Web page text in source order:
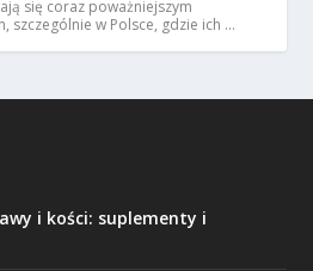
się coraz poważniejszym
szczególnie w Polsce, gdzie ich …
i kości: suplementy i